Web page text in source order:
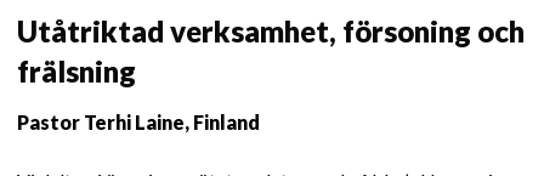
Utåtriktad verksamhet, försoning och
frälsning
Pastor Terhi Laine, Finland